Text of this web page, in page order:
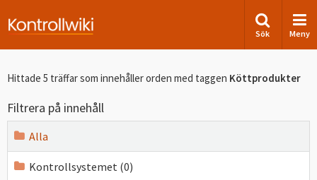
Sök Meny
Hittade 5 träffar som innehåller orden med taggen Köttprodukter
Filtrera på innehåll
Alla
Kontrollsystemet (0)